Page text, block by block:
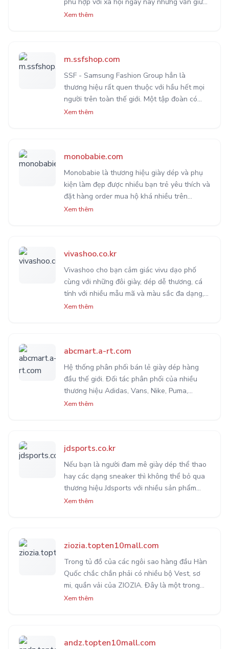
được sự sang trọng, quý phái. Hazzys đã tạo
Xem thêm
m.ssfshop.com
SSF - Samsung Fashion Group hẳn là
thương hiệu rất quen thuộc với hầu hết mọi
người trên toàn thế giới. Một tập đoàn có
tầm ảnh hưởng cực lớn tại Hàn với chất
Xem thêm
monobabie.com
Monobabie là thương hiệu giày dép và phụ
kiện làm đẹp được nhiều bạn trẻ yêu thích và
đặt hàng order mua hộ khá nhiều trên
Instagram. Biết được điều này,
Xem thêm
vivashoo.co.kr
Vivashoo cho bạn cảm giác vivu dạo phố
cùng với những đôi giày, dép dễ thương, cá
tính với nhiều mẫu mã và màu sắc đa dạng,
độc đáo dành riêng cho bạn. Chất lượng tại
Xem thêm
abcmart.a-rt.com
Hệ thống phân phối bán lẻ giày dép hàng
đầu thế giới. Đối tác phân phối của nhiều
thương hiệu Adidas, Vans, Nike, Puma,
Converse,... Bạn có thể tự order sản phẩm
Xem thêm
jdsports.co.kr
Nếu bạn là người đam mê giày dép thể thao
hay các dạng sneaker thì không thể bỏ qua
thương hiệu Jdsports với nhiều sản phẩm
được phân phối độc quyền. Cửa hàng cũng
Xem thêm
ziozia.topten10mall.com
Trong tủ đồ của các ngôi sao hàng đầu Hàn
Quốc chắc chắn phải có nhiều bộ Vest, sơ
mi, quần vải của ZIOZIA. Đây là một trong
những thương hiệu liên kết uy tín, chất lượng
Xem thêm
andz.topten10mall.com